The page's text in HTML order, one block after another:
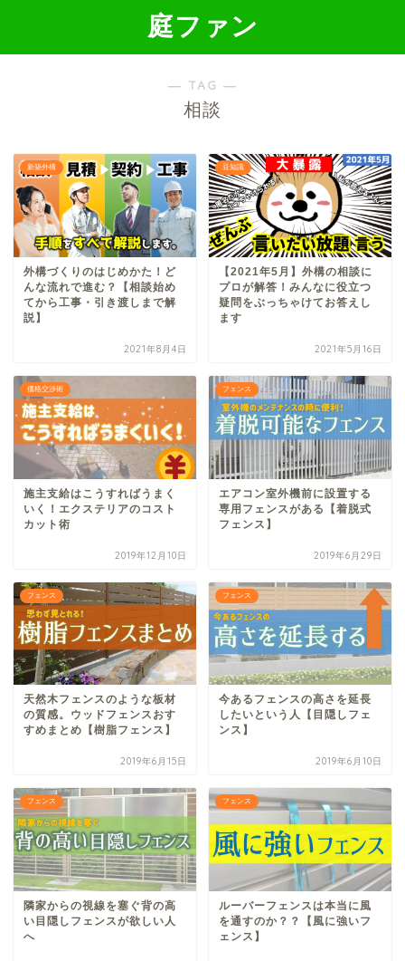
庭ファン
― TAG ―
相談
新築外構
外構づくりのはじめかた！ど
んな流れで進む？【相談始め
てから工事・引き渡しまで解
説】
2021年8月4日
豆知識
【2021年5月】外構の相談に
プロが解答！みんなに役立つ
疑問をぶっちゃけてお答えし
ます
2021年5月16日
価格交渉術
施主支給はこうすればうまく
いく！エクステリアのコスト
カット術
2019年12月10日
フェンス
エアコン室外機前に設置する
専用フェンスがある【着脱式
フェンス】
2019年6月29日
フェンス
天然木フェンスのような板材
の質感。ウッドフェンスおす
すめまとめ【樹脂フェンス】
2019年6月15日
フェンス
今あるフェンスの高さを延長
したいという人【目隠しフェ
ンス】
2019年6月10日
フェンス
隣家からの視線を塞ぐ背の高
い目隠しフェンスが欲しい人
へ
フェンス
ルーバーフェンスは本当に風
を通すのか？？【風に強いフ
ェンス】